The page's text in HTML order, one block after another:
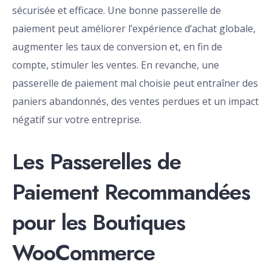
sécurisée et efficace. Une bonne passerelle de
paiement peut améliorer l’expérience d’achat globale,
augmenter les taux de conversion et, en fin de
compte, stimuler les ventes. En revanche, une
passerelle de paiement mal choisie peut entraîner des
paniers abandonnés, des ventes perdues et un impact
négatif sur votre entreprise.
Les Passerelles de
Paiement Recommandées
pour les Boutiques
WooCommerce